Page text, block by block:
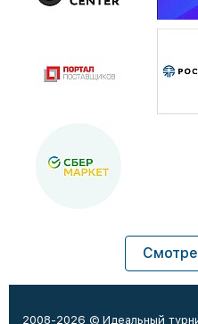
2008-2026 © Идеальный